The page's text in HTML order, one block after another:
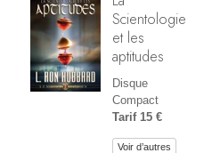
Scientologie
et les
aptitudes
Disque
Compact
Tarif 15 €
Voir d’autres